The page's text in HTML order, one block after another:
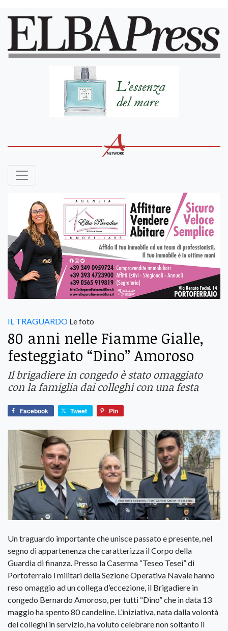
IL TRAGUARDO Le foto
80 anni nelle Fiamme Gialle,
festeggiato “Dino” Amoroso
Il brigadiere in congedo è stato omaggiato
con la famiglia dai colleghi con una festa
Facebook Tweet Pin
Un traguardo importante che unisce passato e presente, nel
segno di appartenenza che caratterizza il Corpo della
Guardia di finanza. Presso la Caserma “Teseo Tesei” di
Portoferraio i militari della Sezione Operativa Navale hanno
reso omaggio ad un collega d’eccezione, il Brigadiere in
congedo Bernardo Amoroso, per tutti “Dino” che in data 13
maggio ha spento 80 candeline. L’iniziativa, nata dalla volontà
dei colleghi in servizio, ha voluto celebrare non soltanto il